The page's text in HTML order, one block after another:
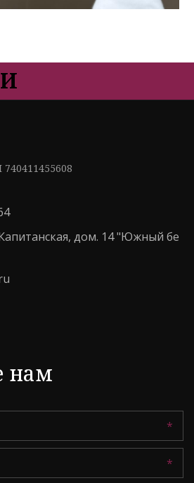
дом. 14 "Южный бе
нам
*
*